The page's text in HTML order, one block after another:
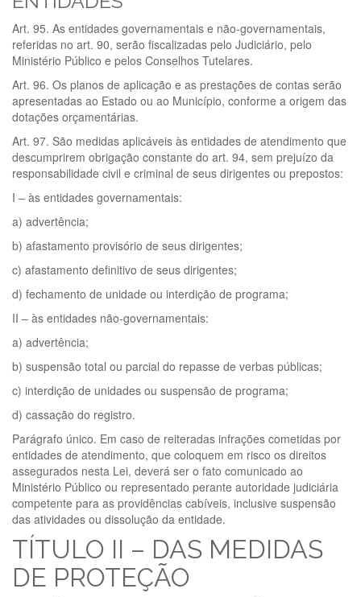
Art. 95. As entidades governamentais e não-governamentais,
referidas no art. 90, serão fiscalizadas pelo Judiciário, pelo
Ministério Público e pelos Conselhos Tutelares.
Art. 96. Os planos de aplicação e as prestações de contas serão
apresentadas ao Estado ou ao Município, conforme a origem das
dotações orçamentárias.
Art. 97. São medidas aplicáveis às entidades de atendimento que
descumprirem obrigação constante do art. 94, sem prejuízo da
responsabilidade civil e criminal de seus dirigentes ou prepostos:
I – às entidades governamentais:
a) advertência;
b) afastamento provisório de seus dirigentes;
c) afastamento definitivo de seus dirigentes;
d) fechamento de unidade ou interdição de programa;
II – às entidades não-governamentais:
a) advertência;
b) suspensão total ou parcial do repasse de verbas públicas;
c) interdição de unidades ou suspensão de programa;
d) cassação do registro.
Parágrafo único. Em caso de reiteradas infrações cometidas por
entidades de atendimento, que coloquem em risco os direitos
assegurados nesta Lei, deverá ser o fato comunicado ao
Ministério Público ou representado perante autoridade judiciária
competente para as providências cabíveis, inclusive suspensão
das atividades ou dissolução da entidade.
TÍTULO II – DAS MEDIDAS
DE PROTEÇÃO